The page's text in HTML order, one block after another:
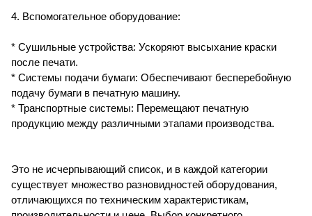
4. Вспомогательное оборудование:
* Сушильные устройства: Ускоряют высыхание краски
после печати.
* Системы подачи бумаги: Обеспечивают бесперебойную
подачу бумаги в печатную машину.
* Транспортные системы: Перемещают печатную
продукцию между различными этапами производства.
Это не исчерпывающий список, и в каждой категории
существует множество разновидностей оборудования,
отличающихся по техническим характеристикам,